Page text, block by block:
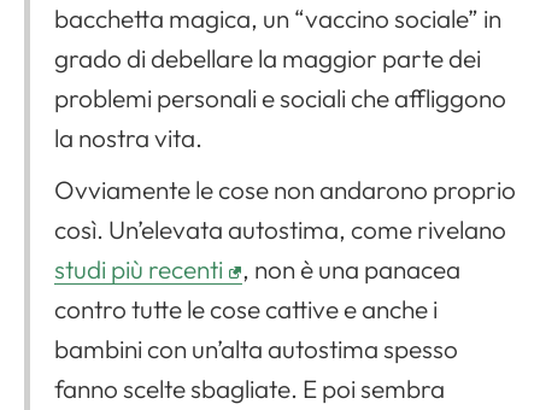
bacchetta magica, un “vaccino sociale” in
grado di debellare la maggior parte dei
problemi personali e sociali che affliggono
la nostra vita.
Ovviamente le cose non andarono proprio
così. Un’elevata autostima, come rivelano
studi più recenti
, non è una panacea
contro tutte le cose cattive e anche i
bambini con un’alta autostima spesso
fanno scelte sbagliate. E poi sembra